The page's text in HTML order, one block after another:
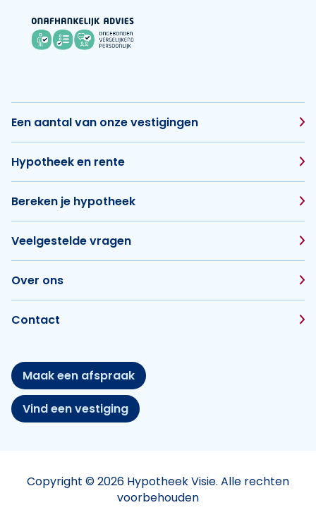
Een aantal van onze vestigingen
Hypotheek en rente
Bereken je hypotheek
Veelgestelde vragen
Over ons
Contact
Maak een afspraak
Vind een vestiging
Copyright © 2026 Hypotheek Visie. Alle rechten
voorbehouden